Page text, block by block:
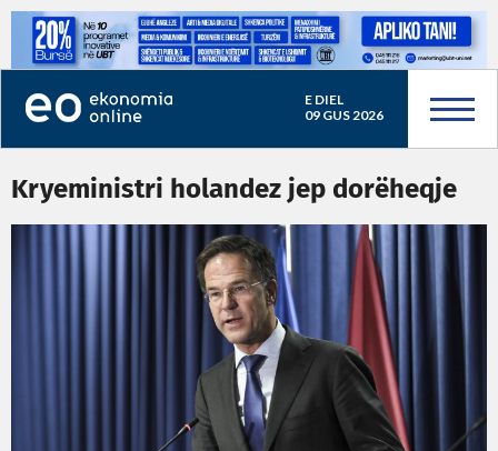
E DIEL
09 GUS 2026
Kryeministri holandez jep dorëheqje